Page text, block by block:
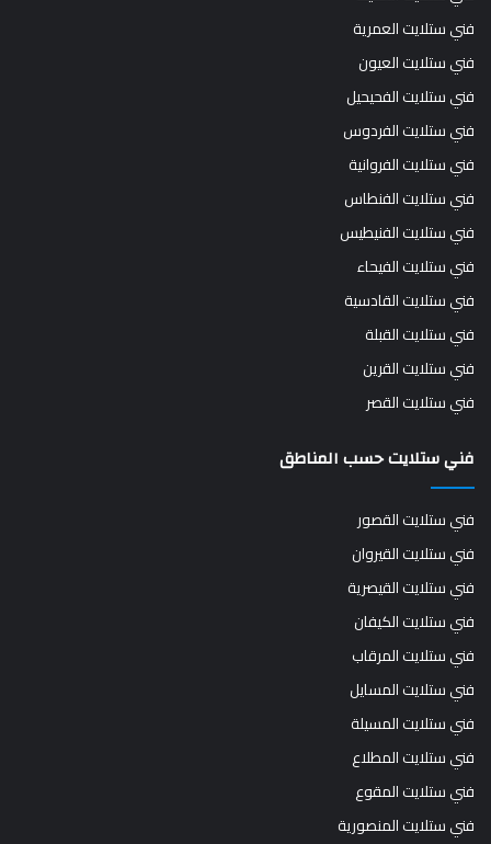
فني ستلايت العمرية
فني ستلايت العيون
فني ستلايت الفحيحيل
فني ستلايت الفردوس
فني ستلايت الفروانية
فني ستلايت الفنطاس
فني ستلايت الفنيطيس
فني ستلايت الفيحاء
فني ستلايت القادسية
فني ستلايت القبلة
فني ستلايت القرين
فني ستلايت القصر
فني ستلايت حسب المناطق
فني ستلايت القصور
فني ستلايت القيروان
فني ستلايت القيصرية
فني ستلايت الكيفان
فني ستلايت المرقاب
فني ستلايت المسايل
فني ستلايت المسيلة
فني ستلايت المطلاع
فني ستلايت المقوع
فني ستلايت المنصورية